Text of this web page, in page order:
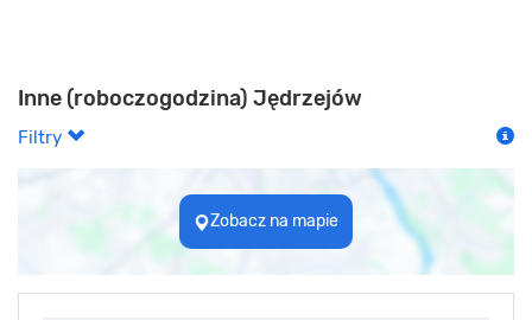
Inne (roboczogodzina) Jędrzejów
Filtry
Zobacz na mapie